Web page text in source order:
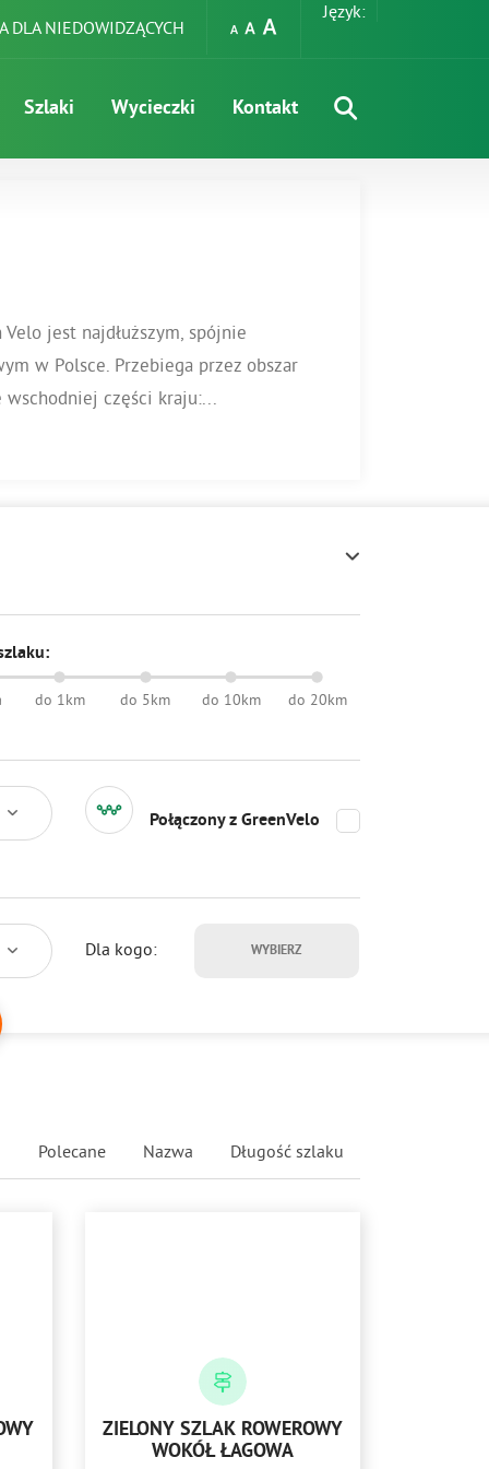
Język:
DLA NIEDOWIDZĄCYCH
Szlaki Wycieczki Kontakt
jest najdłuższym, spójnie
w Polsce. Przebiega przez obszar
części kraju:...
do 1km do 5km do 10km do 20km
Połączony z GreenVelo
Dla kogo: WYBIERZ
Polecane Nazwa Długość szlaku
ZIELONY SZLAK ROWEROWY
WOKÓŁ ŁAGOWA